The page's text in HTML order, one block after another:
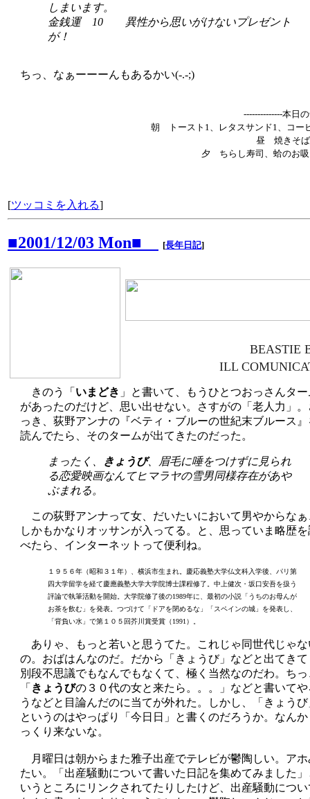
しまいます。
金銭運 10 異性から思いがけないプレゼント
が！
ちっ、なぁーーーんもあるかい(-.-;)
--------------本日
朝 トースト1、レタスサンド1、コー
昼 焼きそば
夕 ちらし寿司、蛤のお
[ツッコミを入れる]
■2001/12/03 Mon■ [長年日記]
BEASTIE
ILL
きのう「 いまどき 」と書いて、もうひとつおっさんタ
があったのだけど、思い出せない。さすがの「老人力」。
っき、荻野アンナの『ベティ・ブルーの世紀末ブルース』
読んでたら、そのタームが出てきたのだった。
まったく、 きょうび、眉毛に唾をつけずに見られ
る恋愛映画なんてヒマラヤの雪男同様存在があや
ぶまれる。
この荻野アンナって女、だいたいにおいて男やからなぁ
しかもかなりオッサンが入ってる。と、思っていま略歴を
べたら、インターネットって便利ね。
１９５６年（昭和３１年）、横浜市生まれ。慶応義塾大学仏文科入学後、パリ第
四大学留学を経て慶應義塾大学大学院博士課程修了。中上健次・坂口安吾を扱う
評論で執筆活動を開始。大学院修了後の1989年に、最初の小説「うちのお母んが
お茶を飲む」を発表。つづけて「ドアを閉めるな」「スペインの城」を発表し、
「背負い水」で第１０５回芥川賞受賞（1991）。
ありゃ、もっと若いと思うてた。これじゃ同世代じゃな
の。おばはんなのだ。だから「きょうび」などと出てきて
別段不思議でもなんでもなくて、極く当然なのだわ。ちっ
「 きょうびの３０代の女と来たら。。。」などと書いてや
うなどと目論んだのに当てが外れた。しかし、「きょうび
というのはやっぱり「今日日」と書くのだろうか。なんか
っくり来ないな。
月曜日は朝からまた雅子出産でテレビが鬱陶しい。アホ
たい。「出産騒動について書いた日記を集めてみました」
いうところにリンクされてたりしたけど、出産騒動につい